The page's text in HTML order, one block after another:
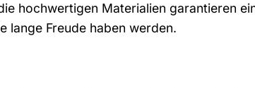
hochwertigen Materialien garantieren
lange Freude haben werden.